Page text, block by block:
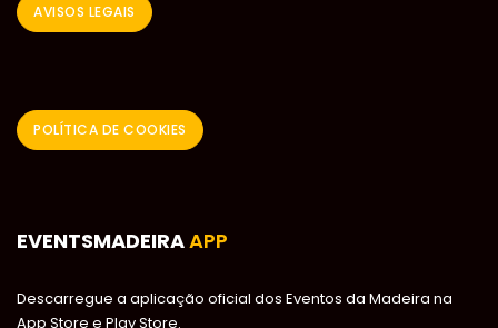
AVISOS LEGAIS
POLÍTICA DE COOKIES
EVENTSMADEIRAAPP
Descarregue a aplicação oficial dos Eventos da Madeira na
App Store e Play Store.